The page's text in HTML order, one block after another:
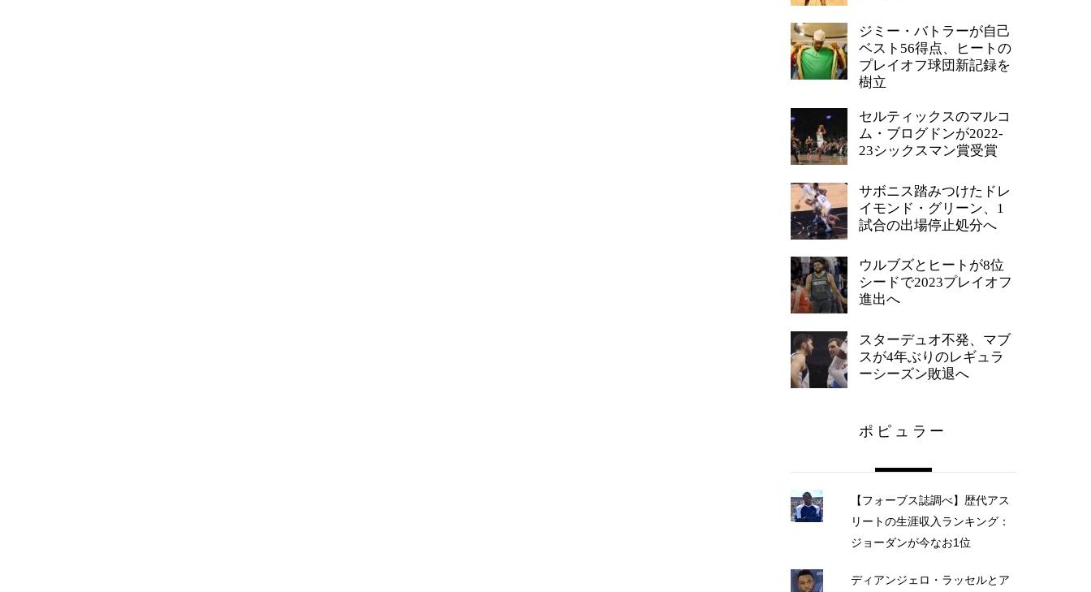
ジミー・バトラーが自己
ベスト56得点、ヒートの
プレイオフ球団新記録を
樹立
セルティックスのマルコ
ム・ブログドンが2022-
23シックスマン賞受賞
サボニス踏みつけたドレ
イモンド・グリーン、1
試合の出場停止処分へ
ウルブズとヒートが8位
シードで2023プレイオフ
進出へ
スターデュオ不発、マブ
スが4年ぶりのレギュラ
ーシーズン敗退へ
ポピュラー
【フォーブス誌調べ】歴代アス
リートの生涯収入ランキング：
ジョーダンが今なお1位
ディアンジェロ・ラッセルとア